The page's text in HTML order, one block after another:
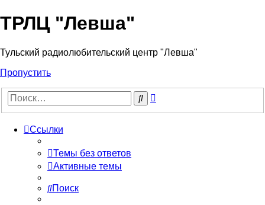
ТРЛЦ "Левша"
Тульский радиолюбительский центр "Левша"
Пропустить
Поиск
Ссылки
Темы без ответов
Активные темы
Поиск